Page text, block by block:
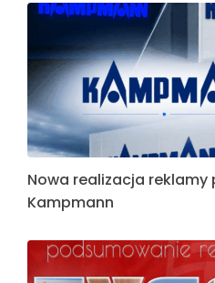
Nowa realizacja
Kampmann